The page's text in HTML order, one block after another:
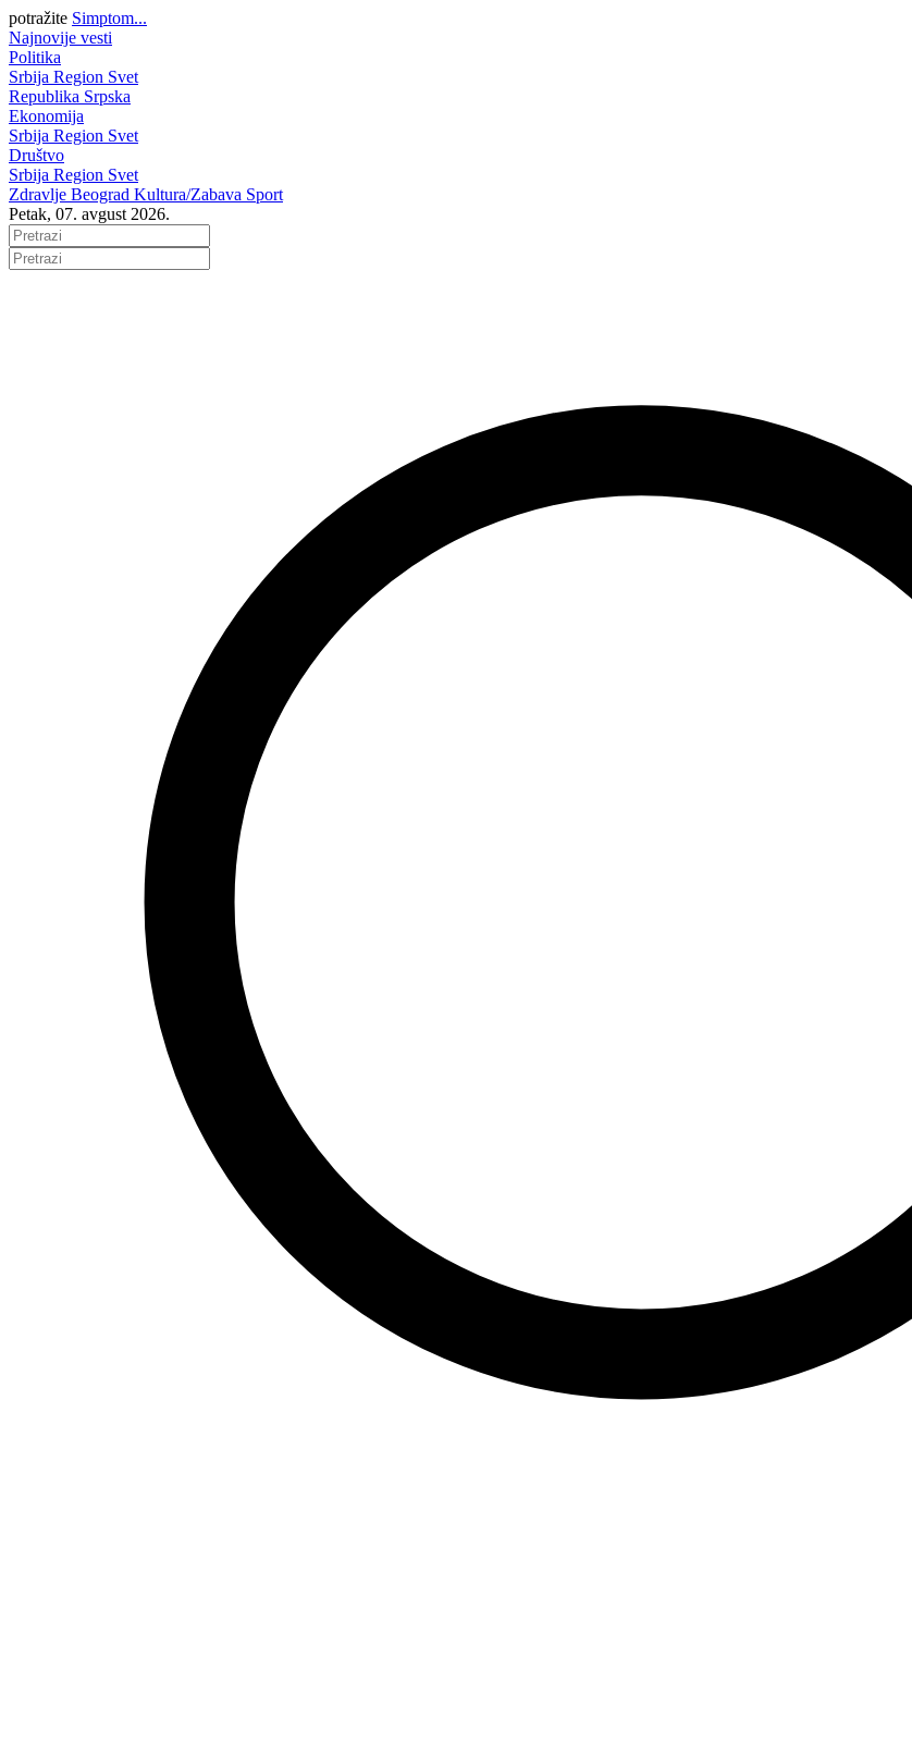
potražite Simptom...
Najnovije vesti
Politika
Srbija Region Svet
Republika Srpska
Ekonomija
Srbija Region Svet
Društvo
Srbija Region Svet
Zdravlje Beograd Kultura/Zabava Sport
Petak, 07. avgust 2026.